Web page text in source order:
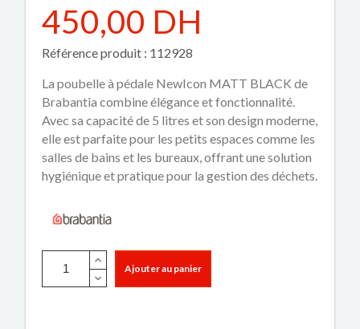
450,00 DH
Référence produit : 112928
La poubelle à pédale NewIcon MATT BLACK de
Brabantia combine élégance et fonctionnalité.
Avec sa capacité de 5 litres et son design moderne,
elle est parfaite pour les petits espaces comme les
salles de bains et les bureaux, offrant une solution
hygiénique et pratique pour la gestion des déchets.
Ajouter au panier